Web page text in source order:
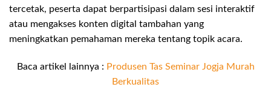
tercetak, peserta dapat berpartisipasi dalam sesi interaktif
atau mengakses konten digital tambahan yang
meningkatkan pemahaman mereka tentang topik acara.
Baca artikel lainnya : Produsen Tas Seminar Jogja Murah
Berkualitas